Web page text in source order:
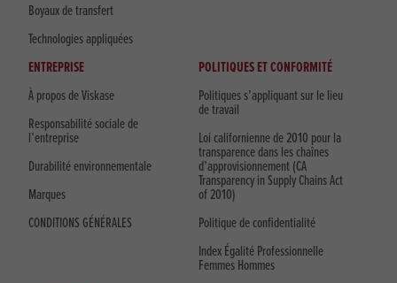
Boyaux de transfert
Technologies appliquées
ENTREPRISE
À propos de Viskase
Responsabilité sociale de
l’entreprise
Durabilité environnementale
Marques
CONDITIONS GÉNÉRALES
POLITIQUES ET CONFORMITÉ
Politiques s’appliquant sur le lieu
de travail
Loi californienne de 2010 pour la
transparence dans les chaînes
d’approvisionnement (CA
Transparency in Supply Chains Act
of 2010)
Politique de confidentialité
Index Égalité Professionnelle
Femmes Hommes